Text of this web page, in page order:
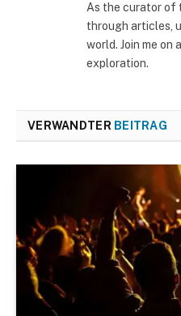
As the curator of
through articles,
world. Join me on
exploration.
VERWANDTER BEITRAG